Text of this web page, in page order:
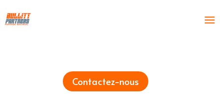
Contactez-nous